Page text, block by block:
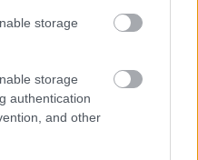
storage
storage
authentication
and other